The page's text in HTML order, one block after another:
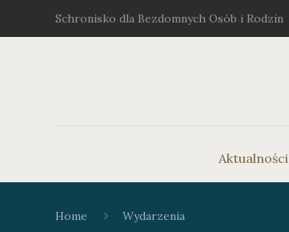
Schronisko dla Bezdomnych Osób i Rodzin
Aktualności
Home Wydarzenia